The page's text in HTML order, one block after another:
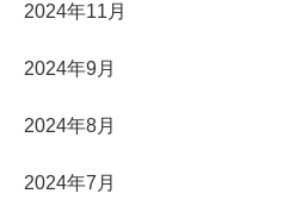
2024年11月
2024年9月
2024年8月
2024年7月